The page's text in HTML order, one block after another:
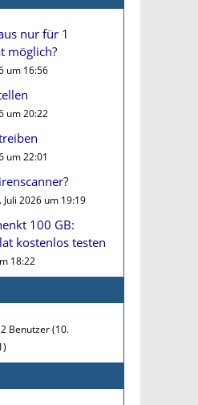
nur für 1
möglich?
um 16:56
um 20:22
um 22:01
Juli 2026 um 19:19
100 GB:
kostenlos testen
18:22
Benutzer (10.
)